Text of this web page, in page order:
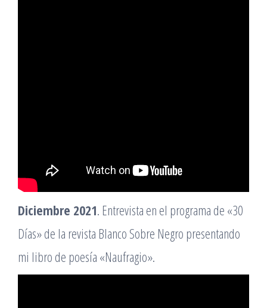
Diciembre 2021. Entrevista en el programa de «30
Días» de la revista Blanco Sobre Negro presentando
mi libro de poesía «Naufragio».